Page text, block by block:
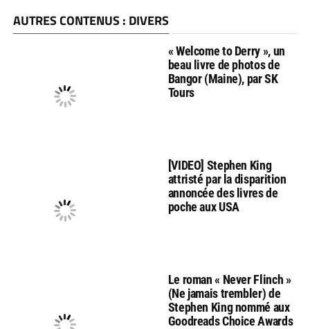
AUTRES CONTENUS : DIVERS
« Welcome to Derry », un
beau livre de photos de
Bangor (Maine), par SK
Tours
[VIDEO] Stephen King
attristé par la disparition
annoncée des livres de
poche aux USA
Le roman « Never Flinch »
(Ne jamais trembler) de
Stephen King nommé aux
Goodreads Choice Awards